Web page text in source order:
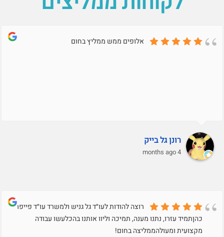
אלופים ממש ממליץ בחום
רונן גל בייק
4 months ago
רוצה להודות לעו״ד גל גניש ולמשרד עו״ד פייפר
כהןתמיד עזרו, נתנו מענה, תמיכה וליוו אותנו בהכלעשו עבודה
מקצועית ומעולהממליצה בחום!